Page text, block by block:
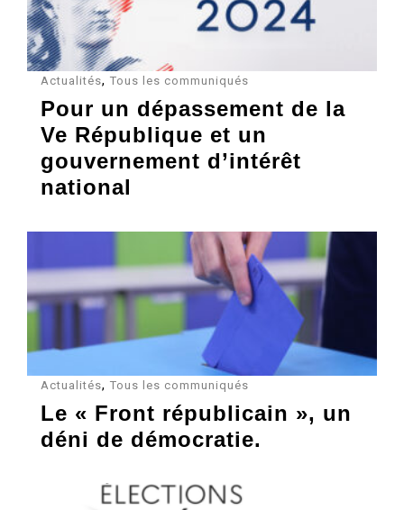
Actualités, Tous les communiqués
Pour un dépassement de la
Ve République et un
gouvernement d’intérêt
national
Actualités, Tous les communiqués
Le « Front républicain », un
déni de démocratie.